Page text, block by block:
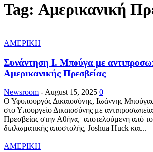
Tag: Αμερικανική
ΑΜΕΡΙΚΗ
Συνάντηση Ι. Μπούγα με
Αμερικανικής Πρεσβείας
Newsroom - August 15, 2025 0
Ο Υφυπουργός Δικαιοσύνης, Ιωάννης
στο Υπουργείο Δικαιοσύνης με
Πρεσβείας στην Αθήνα, αποτελούμενη από
διπλωματικής αποστολής, Joshua Huck και...
ΑΜΕΡΙΚΗ